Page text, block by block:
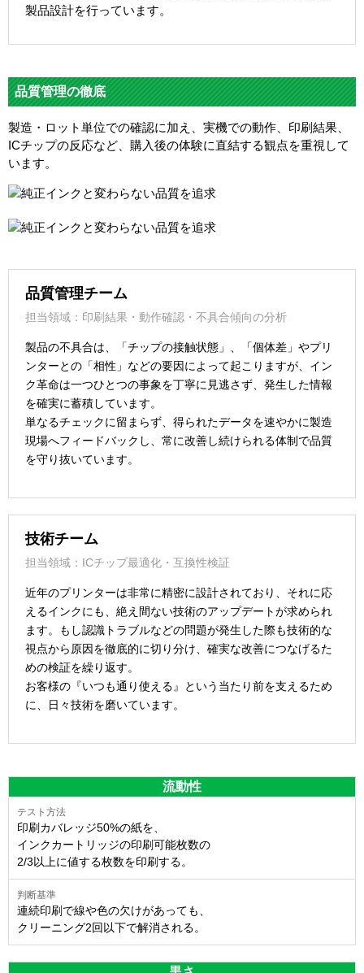
製品設計を行っています。
品質管理の徹底
製造・ロット単位での確認に加え、実機での動作、印刷結果、
ICチップの反応など、購入後の体験に直結する観点を重視して
います。
品質管理チーム
担当領域：印刷結果・動作確認・不具合傾向の分析
製品の不具合は、「チップの接触状態」、「個体差」やプリ
ンターとの「相性」などの要因によって起こりますが、イン
ク革命は一つひとつの事象を丁寧に見逃さず、発生した情報
を確実に蓄積しています。
単なるチェックに留まらず、得られたデータを速やかに製造
現場へフィードバックし、常に改善し続けられる体制で品質
を守り抜いています。
技術チーム
担当領域：ICチップ最適化・互換性検証
近年のプリンターは非常に精密に設計されており、それに応
えるインクにも、絶え間ない技術のアップデートが求められ
ます。もし認識トラブルなどの問題が発生した際も技術的な
視点から原因を徹底的に切り分け、確実な改善につなげるた
めの検証を繰り返す。
お客様の『いつも通り使える』という当たり前を支えるため
に、日々技術を磨いています。
流動性
印刷カバレッジ50%の紙を、
インクカートリッジの印刷可能枚数の
2/3以上に値する枚数を印刷する。
連続印刷で線や色の欠けがあっても、
クリーニング2回以下で解消される。